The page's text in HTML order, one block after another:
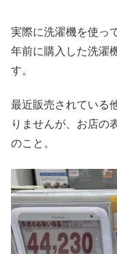
実際に洗濯機を使っ
年前に購入した洗濯
す。
最近販売されている
りませんが、お店の
のこと。